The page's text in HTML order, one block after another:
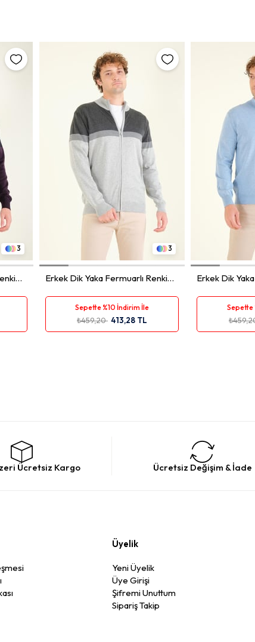
3 3
Erkek Dik Yaka Fermuarlı Renki
XL XXL
Sepette %10 İndirim İle
₺459,20 413,28 TL
Erkek Dik
M
Sepette
Ücretsiz Kargo Ücretsiz Değişim & İade
Üyelik
Yeni Üyelik
Üye Girişi
Şifremi Unuttum
Sipariş Takip